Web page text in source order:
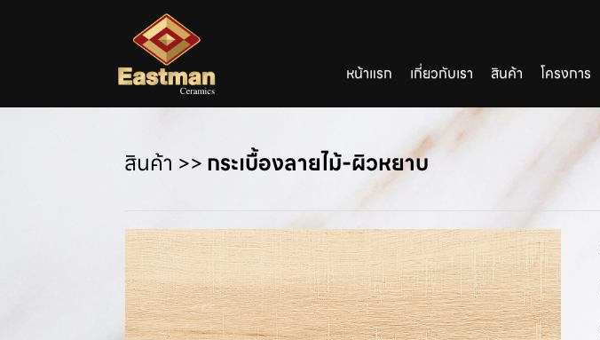
หน้าแรก เกี่ยวกับเรา สินค้า โครงการ
สินค้า >>กระเบื้องลายไม้-ผิวหยาบ